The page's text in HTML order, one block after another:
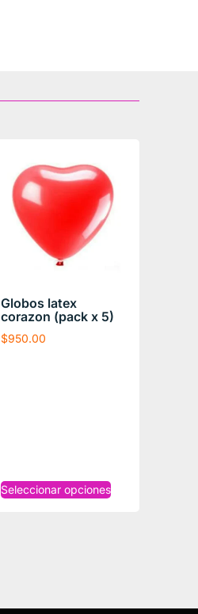
Globos latex
corazon (pack x 5)
$950.00
Seleccionar opciones